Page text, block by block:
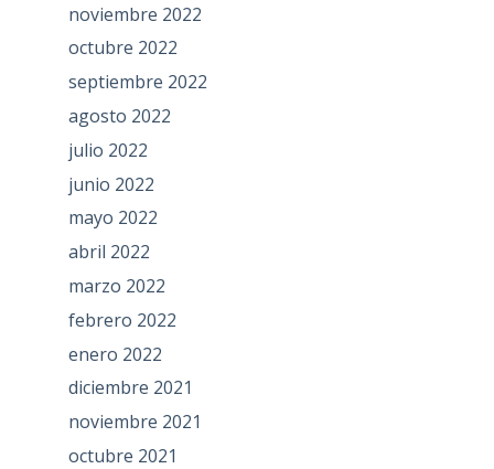
noviembre 2022
octubre 2022
septiembre 2022
agosto 2022
julio 2022
junio 2022
mayo 2022
abril 2022
marzo 2022
febrero 2022
enero 2022
diciembre 2021
noviembre 2021
octubre 2021